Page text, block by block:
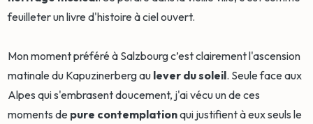
feuilleter un livre d'histoire à ciel ouvert.
Mon moment préféré à Salzbourg c’est clairement l'ascension
matinale du Kapuzinerberg au lever du soleil. Seule face aux
Alpes qui s'embrasent doucement, j'ai vécu un de ces
moments de pure contemplationqui justifient à eux seuls le